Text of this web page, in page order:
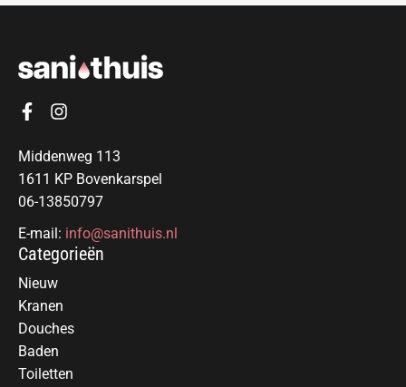
Middenweg 113
1611 KP Bovenkarspel
06-13850797
E-mail: info@sanithuis.nl
Categorieën
Nieuw
Kranen
Douches
Baden
Toiletten